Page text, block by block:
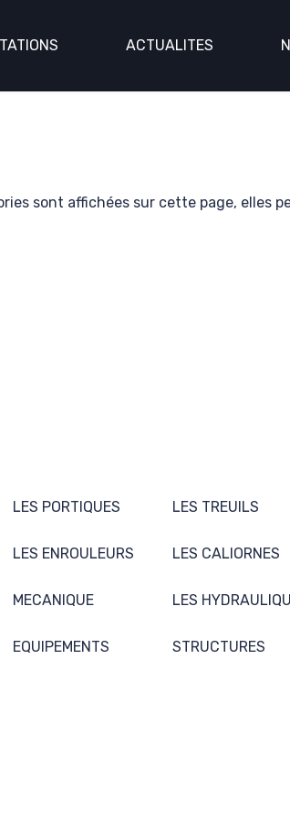
ACTUALITES
sont affichées sur cette page, elles
LES PORTIQUES LES TREUILS
LES ENROULEURS LES CALIORNES
MECANIQUE LES
EQUIPEMENTS STRUCTURES